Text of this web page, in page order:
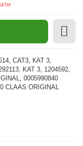
CAT3, КАТ 3,
KAT 3, 1204592,
0005990840
CLAAS ORIGINAL